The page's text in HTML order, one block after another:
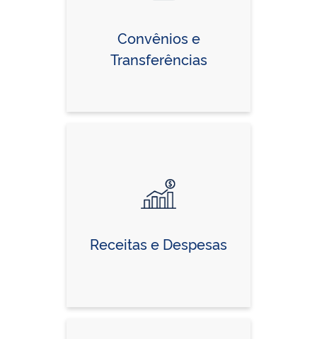
Convênios e
Transferências
Receitas e Despesas